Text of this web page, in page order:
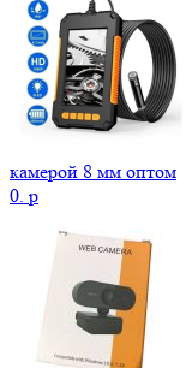
камерой 8 мм оптом
0. p